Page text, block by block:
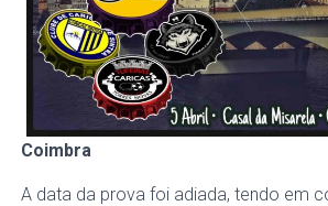
Coimbra
A data da prova foi adiada, tendo em